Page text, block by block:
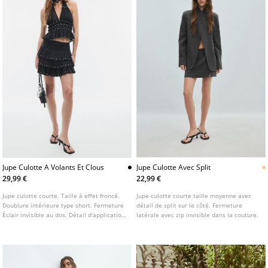
Jupe Culotte A Volants Et Clous
29,99 €
Jupe culotte courte. Taille à effet froncé.
Doublure intérieure type short. Fermeture
Éclair invisible au dos. Détail d'application
Jupe Culotte Avec Split
22,99 €
Jupe-culotte courte taille moyenne avec
détail de split sur le côté. Fermeture
latérale avec zip invisible dans la couture.